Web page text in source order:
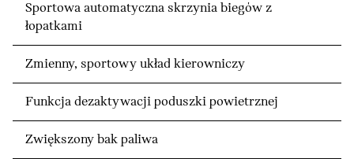
Sportowa automatyczna skrzynia biegów z
łopatkami
Zmienny, sportowy układ kierowniczy
Funkcja dezaktywacji poduszki powietrznej
Zwiększony bak paliwa